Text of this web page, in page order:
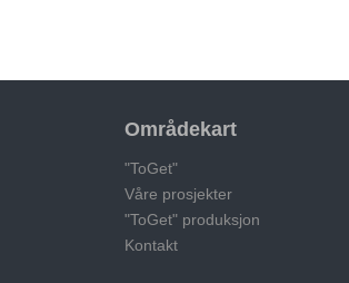
Områdekart
"ToGet"
Våre prosjekter
"ToGet" produksjon
Kontakt